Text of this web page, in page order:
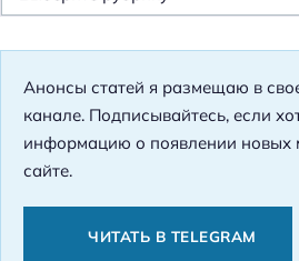
о
Анонсы статей я размещаю в
канале. Подписывайтесь, если
информацию о появлении новых
сайте.
ЧИТАТЬ В TELEGRAM